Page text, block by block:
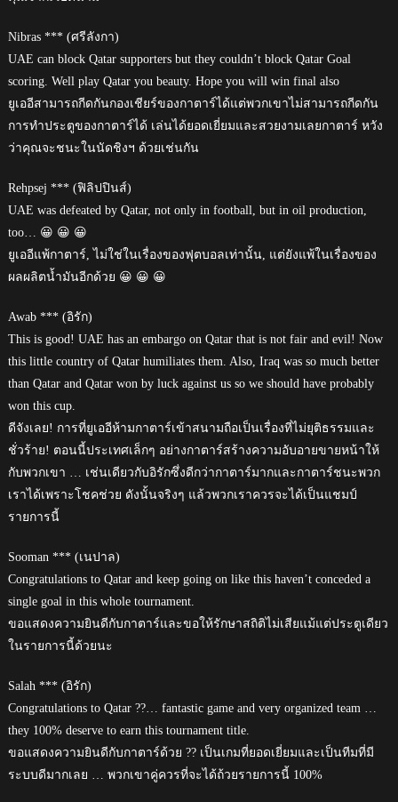
Nibras *** (ศรีลังกา)
UAE can block Qatar supporters but they couldn’t block Qatar Goal
scoring. Well play Qatar you beauty. Hope you will win final also
ยูเออีสามารถกีดกันกองเชียร์ของกาตาร์ได้แต่พวกเขาไม่สามารถกีดกัน
การทำประตูของกาตาร์ได้ เล่นได้ยอดเยี่ยมและสวยงามเลยกาตาร์ หวัง
ว่าคุณจะชนะในนัดชิงฯ ด้วยเช่นกัน
Rehpsej *** (ฟิลิปปินส์)
UAE was defeated by Qatar, not only in football, but in oil production,
too… 😀 😀 😀
ยูเออีแพ้กาตาร์, ไม่ใช่ในเรื่องของฟุตบอลเท่านั้น, แต่ยังแพ้ในเรื่องของ
ผลผลิตน้ำมันอีกด้วย 😀 😀 😀
Awab *** (อิรัก)
This is good! UAE has an embargo on Qatar that is not fair and evil! Now
this little country of Qatar humiliates them. Also, Iraq was so much better
than Qatar and Qatar won by luck against us so we should have probably
won this cup.
ดีจังเลย! การที่ยูเออีห้ามกาตาร์เข้าสนามถือเป็นเรื่องที่ไม่ยุติธรรมและ
ชั่วร้าย! ตอนนี้ประเทศเล็กๆ อย่างกาตาร์สร้างความอับอายขายหน้าให้
กับพวกเขา … เช่นเดียวกับอิรักซึ่งดีกว่ากาตาร์มากและกาตาร์ชนะพวก
เราได้เพราะโชคช่วย ดังนั้นจริงๆ แล้วพวกเราควรจะได้เป็นแชมป์
รายการนี้
Sooman *** (เนปาล)
Congratulations to Qatar and keep going on like this haven’t conceded a
single goal in this whole tournament.
ขอแสดงความยินดีกับกาตาร์และขอให้รักษาสถิติไม่เสียแม้แต่ประตูเดียว
ในรายการนี้ด้วยนะ
Salah *** (อิรัก)
Congratulations to Qatar ??… fantastic game and very organized team …
they 100% deserve to earn this tournament title.
ขอแสดงความยินดีกับกาตาร์ด้วย ?? เป็นเกมที่ยอดเยี่ยมและเป็นทีมที่มี
ระบบดีมากเลย … พวกเขาคู่ควรที่จะได้ถ้วยรายการนี้ 100%